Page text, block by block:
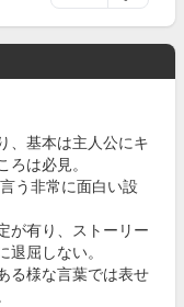
、基本は主人公にキ
は必見。
う非常に面白い設
が有り、ストーリー
退屈しない。
る様な言葉では表せ